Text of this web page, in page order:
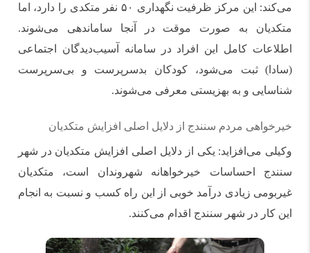
می‌کند: این مرکز ظرفیت نگهداری ۵۰ نفر متکدی را دارد، اما
متکدیان به صورت موقت در آنجا ساماندهی می‌شوند.
اطلاعات کامل این افراد در سامانه آسیب‌دیدگان اجتماعی
(سادا) ثبت می‌شود، کودکان بدسرپرست و بی‌سرپرست
شناسایی و به بهزیستی معرفی می‌شوند.
خیرخواهی مردم سنندج از دلایل اصلی افزایش متکدیان
وکیلی می‌افزاید: یکی از دلایل اصلی افزایش متکدیان در شهر
سنندج احساسات خیرخواهانه شهروندان است، متکدیان
غیربومی زیادی درآمد خوبی از این راه کسب و نسبت به انجام
این کار در شهر سنندج اقدام می‌کنند.